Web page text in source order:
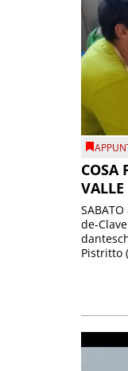
COSA
VALLE
de-
Pistritto